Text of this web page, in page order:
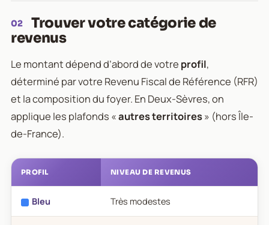
02
Trouver votre catégorie de
revenus
Le montant dépend d’abord de votre profil,
déterminé par votre Revenu Fiscal de Référence (RFR)
et la composition du foyer. En Deux-Sèvres, on
applique les plafonds «autres territoires» (hors Île-
de-France).
PROFIL NIVEAU DE REVENUS
Bleu Très modestes